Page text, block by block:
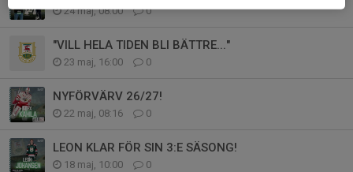
24 maj, 08:00 0
"VILL HELA TIDEN BLI BÄTTRE..."
23 maj, 16:00 0
NYFÖRVÄRV 26/27!
22 maj, 08:16 0
LEON KLAR FÖR SIN 3:E SÄSONG!
18 maj, 10:00 0